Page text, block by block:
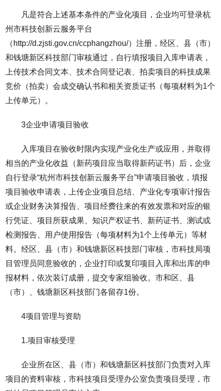
凡是符合上述基本条件的产业化项目，企业均可登录杭
州市科技创新云服务平台
（http://d.zjsti.gov.cn/ccphangzhou/）注册，经区、县（市）
和钱塘新区科技部门审核通过，自行填报项目入库申请表，
上传技术合同文本、技术合同登记表、拍卖项目的科技成果
竞价（拍卖）会成交确认书和相关资质证书（每项材料为1个
上传单元）。
3企业申请项目验收
入库项目在验收时限内实现产业化生产或应用，并取得
相当的产业化收益（新药项目应当取得新药证书）后，企业
自行登录“杭州市科技创新云服务平台”申请项目验收，填报
项目验收申请表，上传企业项目总结、产业化专项审计报告
或企业财务决算报告、项目经费往来的有效发票和对应的银
行凭证、项目所获成果、知识产权证书、新药证书、测试或
检测报告、用户使用报告（每项材料为1个上传单元）等材
料。经区、县（市）和钱塘新区科技部门审核，市科技局项
目管理员同意验收的，企业打印或复印项目入库和出库的申
报材料，依次装订成册，提交专家组验收。市和区、县
（市）、钱塘新区科技部门各留存1份。
4项目管理与资助
1.项目审核受理
企业所在区、县（市）和钱塘新区科技部门负责对入库
项目的资料审核，市科技项目受理办公室负责项目受理，市